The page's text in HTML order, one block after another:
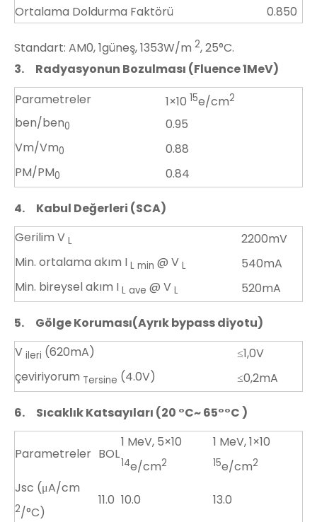
Ortalama Doldurma Faktörü 0.850
Standart: AM0, 1güneş, 1353W/m 2, 25°C.
3.
Radyasyonun Bozulması (Fluence 1MeV)
Parametreler
1×10 15e/cm2
ben/ben0
0.95
Vm/Vm0
0.88
PM/PM0 0.84
4.
Kabul Değerleri (SCA)
Gerilim V L
2200mV
Min. ortalama akım I L min @ V L
540mA
Min. bireysel akım I L ave @ V L 520mA
5.
Gölge Koruması(Ayrık bypass diyotu)
V ileri (620mA)
≤1,0V
çeviriyorum Tersine (4.0V) ≤0,2mA
6. Sıcaklık Katsayıları (20 °C~65°°C )
Parametreler BOL
1 MeV, 5×10
14e/cm2
1 MeV, 1×10
15e/cm2
Jsc (μA/cm
2/°C)
11.0 10.0 13.0